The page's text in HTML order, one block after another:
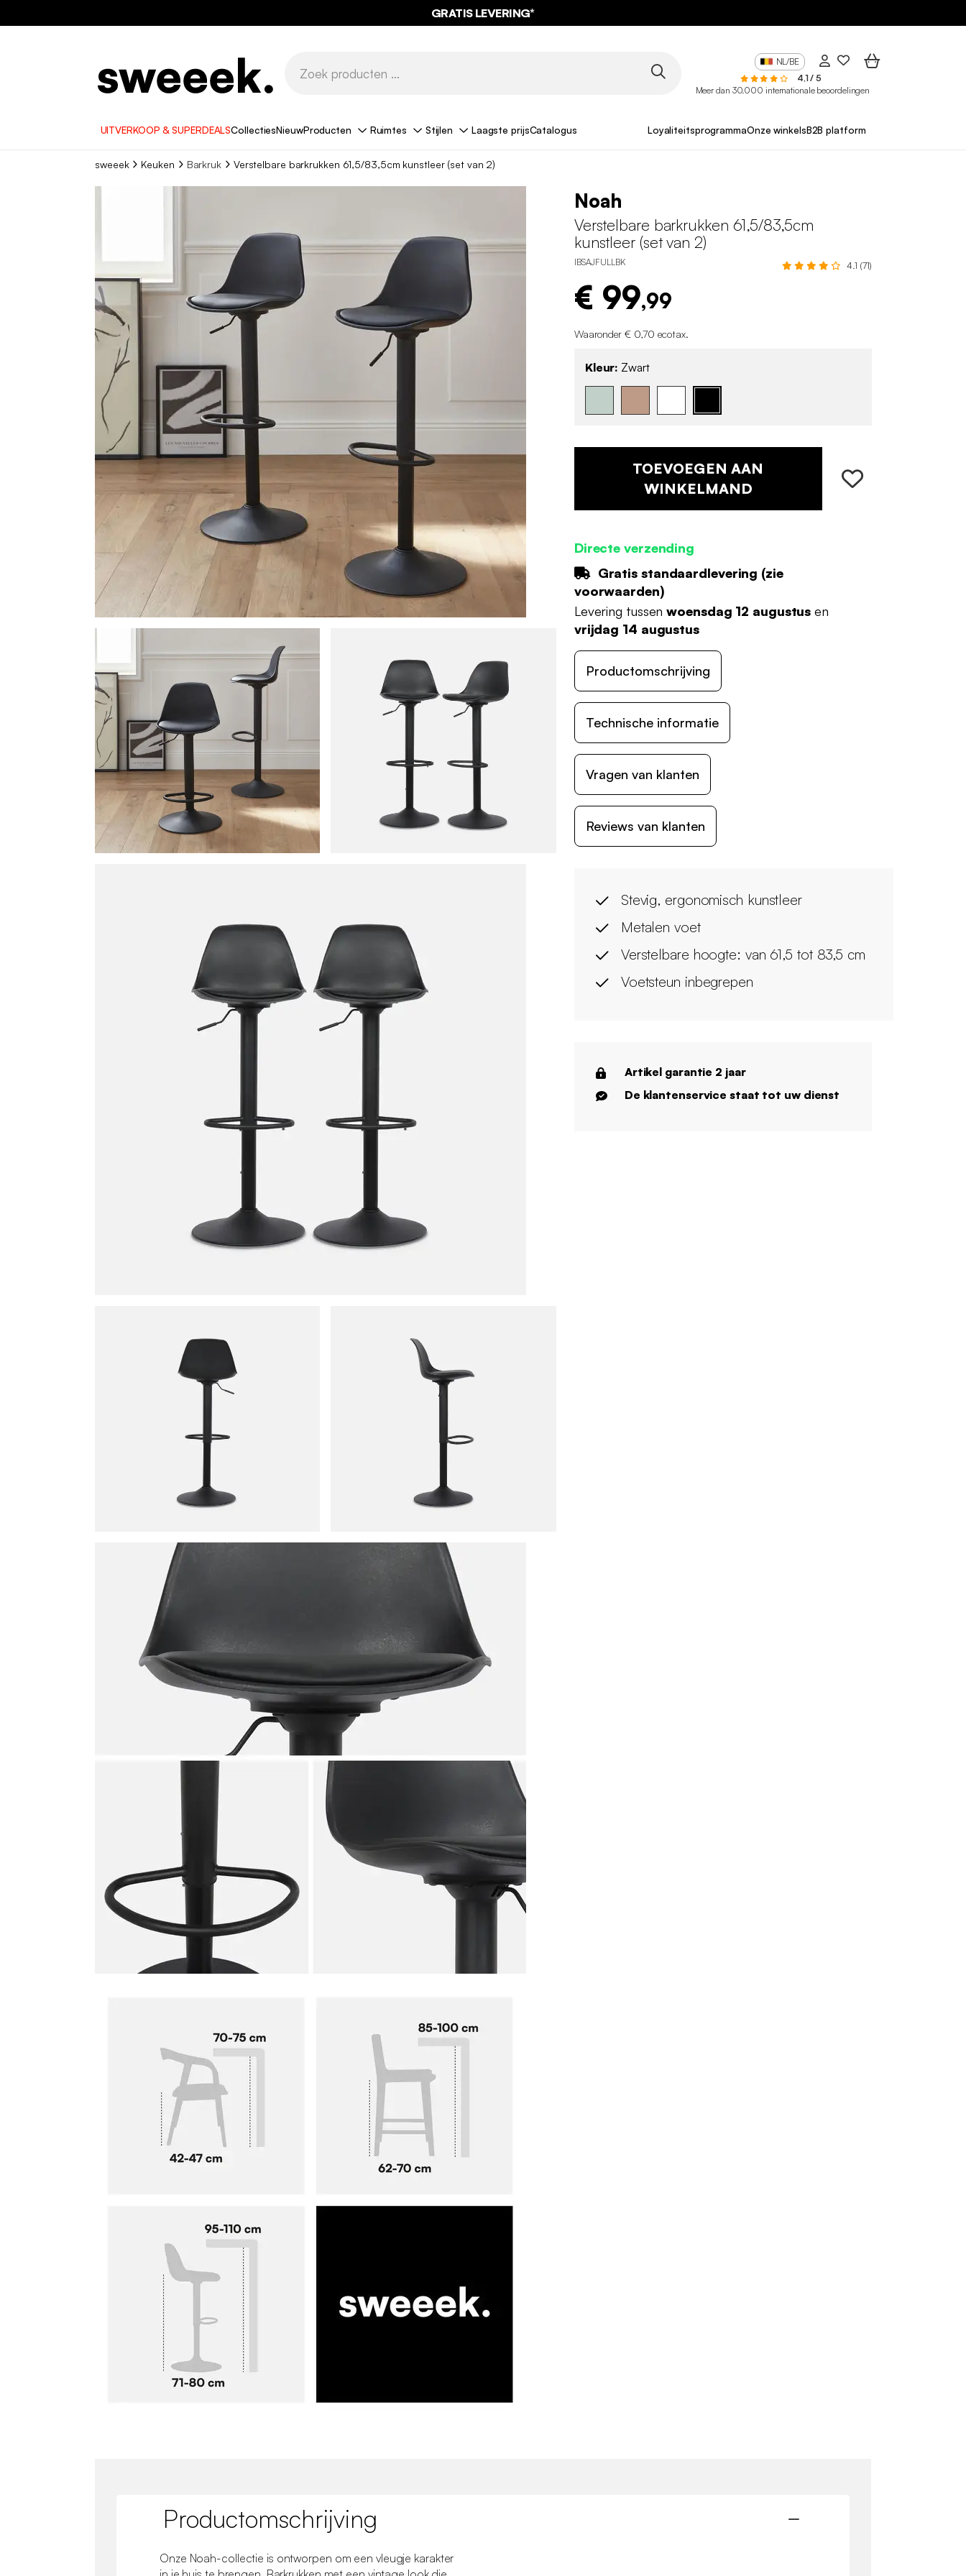
GRATIS LEVERING*
NL/BE
4,1 / 5
Meer dan 30.000 internationale beoordelingen
UITVERKOOP & SUPERDEALSCollectiesNieuwProducten Ruimtes Stijlen Laagste prijsCatalogus LoyaliteitsprogrammaOnze winkelsB2B platform
sweeek Keuken Barkruk Verstelbare barkrukken 61,5/83,5cm kunstleer (set van 2)
Noah
Verstelbare barkrukken 61,5/83,5cm
kunstleer (set van 2)
IBSAJFULLBK 4.1 (71)
€ 99,99
Waaronder € 0,70 ecotax.
Kleur: Zwart
TOEVOEGEN AAN
WINKELMAND
Directe verzending
Gratis standaardlevering (zie
voorwaarden)
Levering tussenwoensdag 12 augustus en
vrijdag 14 augustus
Productomschrijving
Technische informatie
Vragen van klanten
Reviews van klanten
Stevig, ergonomisch kunstleer
Metalen voet
Verstelbare hoogte: van 61,5 tot 83,5 cm
Voetsteun inbegrepen
Artikel garantie 2 jaar
De klantenservice staat tot uw dienst
Productomschrijving
Onze Noah-collectie is ontworpen om een vleugje karakter